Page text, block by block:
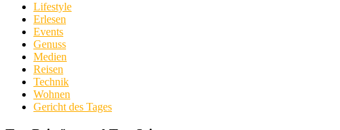
Lifestyle
Erlesen
Events
Genuss
Medien
Reisen
Technik
Wohnen
Gericht des Tages